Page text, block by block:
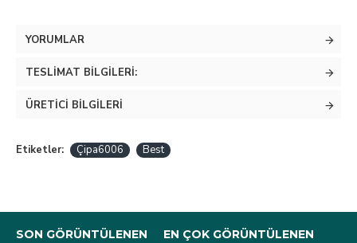
YORUMLAR
TESLIMAT BILGILERI:
ÜRETICI BILGILERI
Etiketler: Çipa6006 Best
SON GÖRÜNTÜLENEN EN ÇOK GÖRÜNTÜLENEN